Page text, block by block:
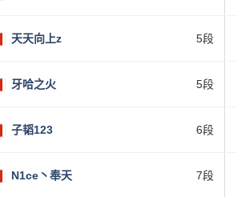
天天向上z 5段
牙哈之火 5段
子韬123 6段
N1ce丶奉天 7段